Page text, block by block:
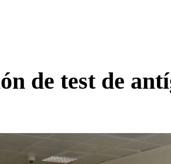
de test de